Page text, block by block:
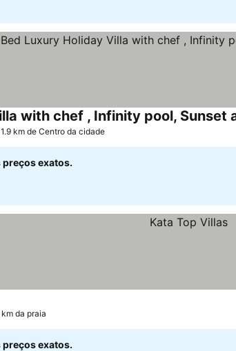
with chef , Infinity pool, Sunset
km de Centro da cidade
preços exatos.
da praia
preços exatos.